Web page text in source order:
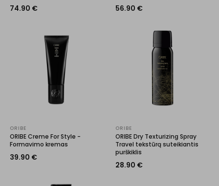
74.90 € 56.90 €
ORIBE
ORIBE Creme For Style -
Formavimo kremas
39.90 €
ORIBE
ORIBE Dry Texturizing Spray
Travel tekstūrą suteikiantis
purškiklis
28.90 €